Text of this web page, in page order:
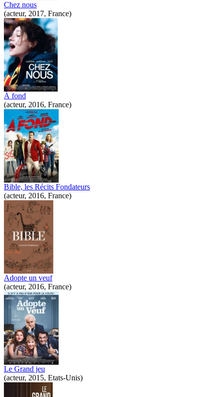
Chez nous
(acteur, 2017, France)
À fond
(acteur, 2016, France)
Bible, les Récits Fondateurs
(acteur, 2016, France)
Adopte un veuf
(acteur, 2016, France)
Le Grand jeu
(acteur, 2015, Etats-Unis)